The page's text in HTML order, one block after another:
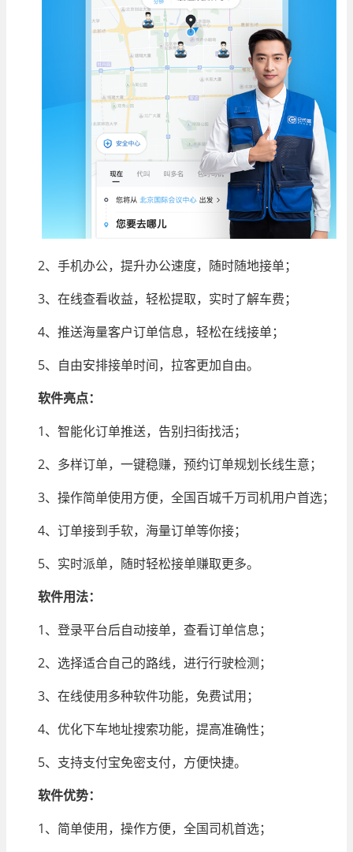
2、手机办公，提升办公速度，随时随地接单；
3、在线查看收益，轻松提取，实时了解车费；
4、推送海量客户订单信息，轻松在线接单；
5、自由安排接单时间，拉客更加自由。
软件亮点：
1、智能化订单推送，告别扫街找活；
2、多样订单，一键稳赚，预约订单规划长线生意；
3、操作简单使用方便，全国百城千万司机用户首选；
4、订单接到手软，海量订单等你接；
5、实时派单，随时轻松接单赚取更多。
软件用法：
1、登录平台后自动接单，查看订单信息；
2、选择适合自己的路线，进行行驶检测；
3、在线使用多种软件功能，免费试用；
4、优化下车地址搜索功能，提高准确性；
5、支持支付宝免密支付，方便快捷。
软件优势：
1、简单使用，操作方便，全国司机首选；